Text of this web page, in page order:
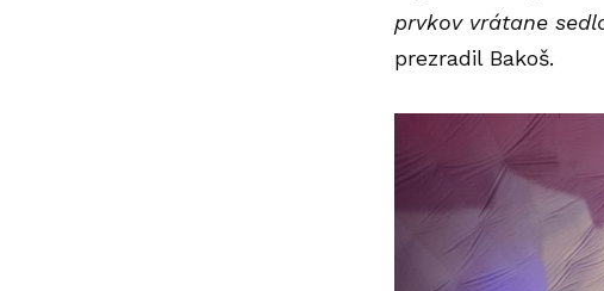
prvkov vrátane
prezradil Bakoš.